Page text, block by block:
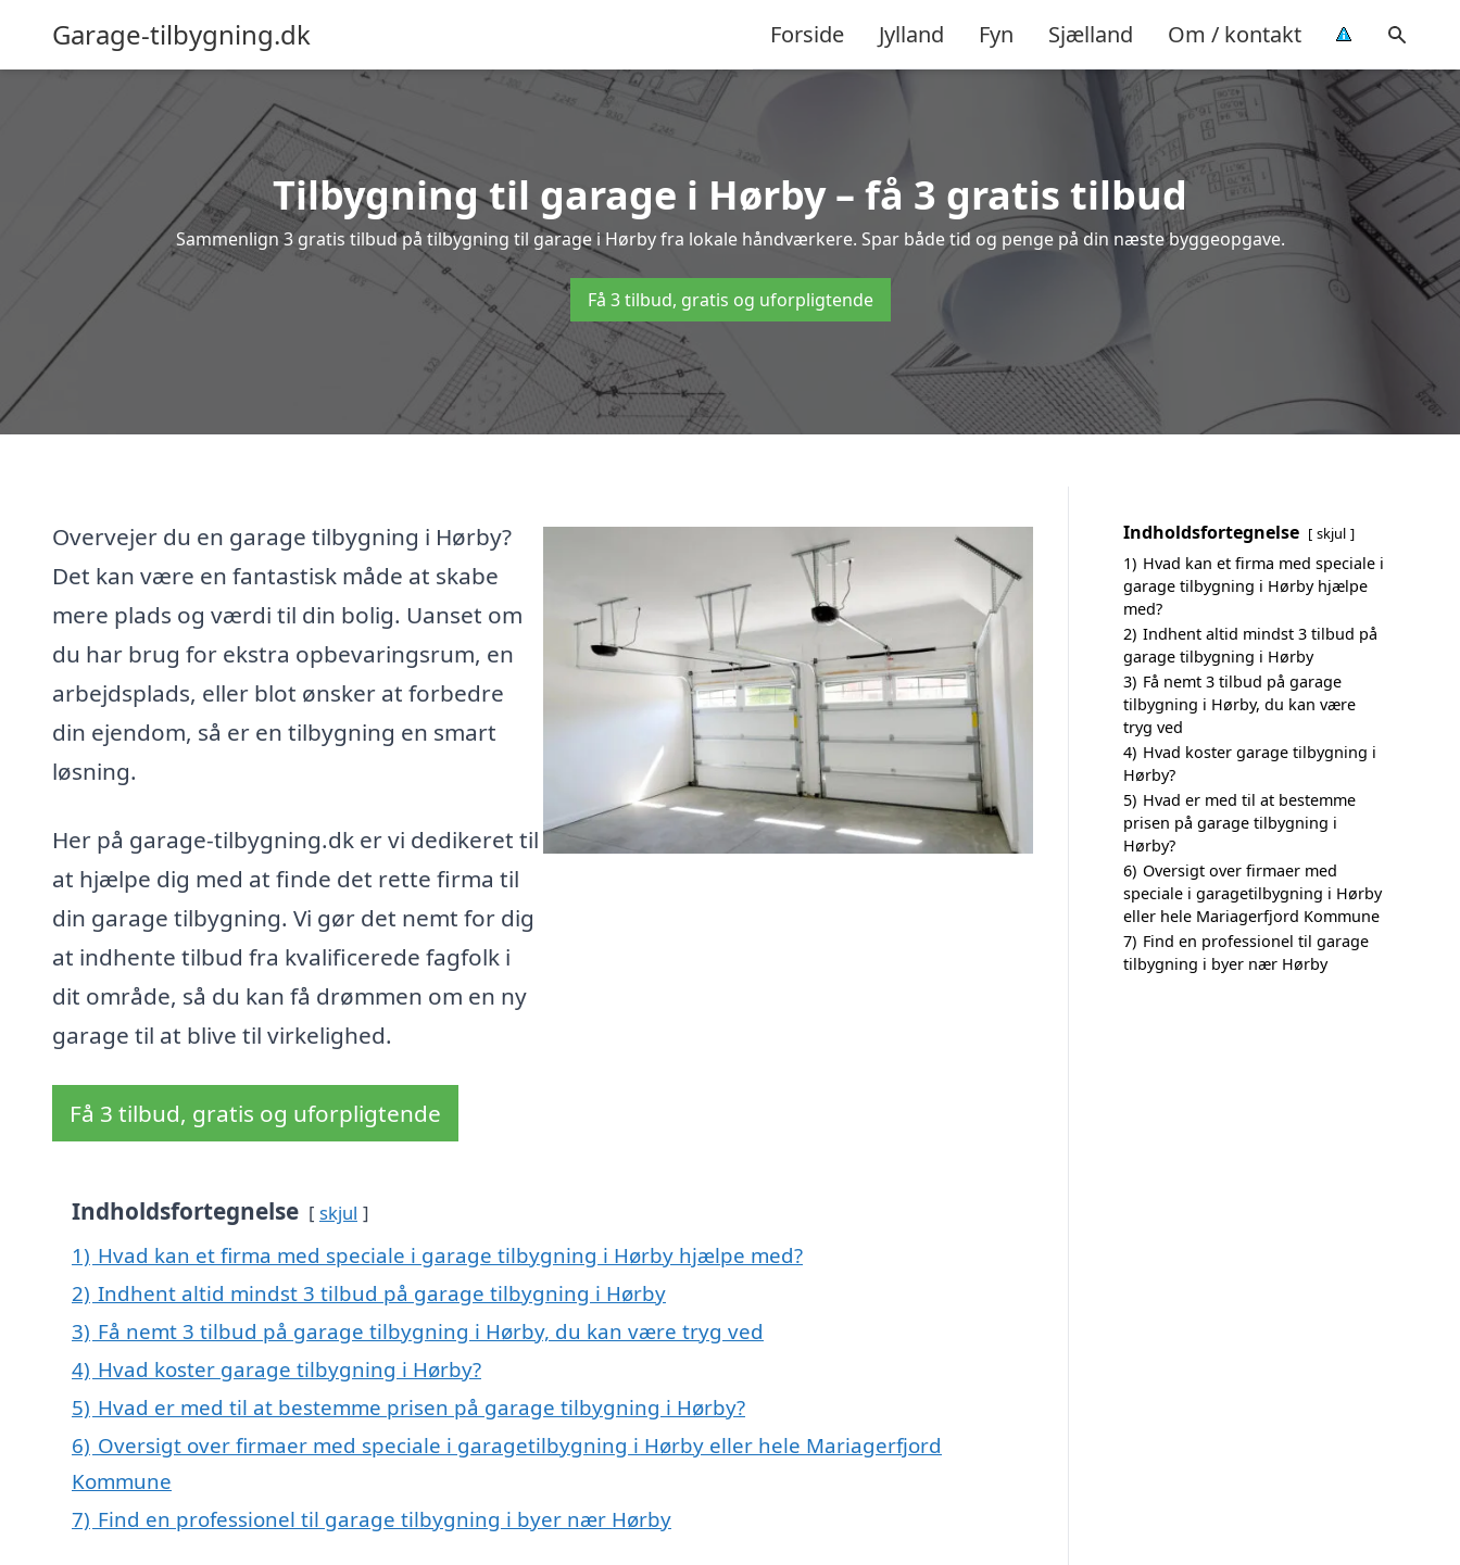
Garage-tilbygning.dk Forside Jylland Fyn Sjælland Om / kontakt
Tilbygning til garage i Hørby – få 3 gratis tilbud
Sammenlign 3 gratis tilbud på tilbygning til garage i Hørby fra lokale håndværkere. Spar både tid og penge på din næste byggeopgave.
Få 3 tilbud, gratis og uforpligtende
Overvejer du en garage tilbygning i Hørby?
Det kan være en fantastisk måde at skabe
mere plads og værdi til din bolig. Uanset om
du har brug for ekstra opbevaringsrum, en
arbejdsplads, eller blot ønsker at forbedre
din ejendom, så er en tilbygning en smart
løsning.
Her på garage-tilbygning.dk er vi dedikeret til
at hjælpe dig med at finde det rette firma til
din garage tilbygning. Vi gør det nemt for dig
at indhente tilbud fra kvalificerede fagfolk i
dit område, så du kan få drømmen om en ny
garage til at blive til virkelighed.
Få 3 tilbud, gratis og uforpligtende
Indholdsfortegnelse skjul
1) Hvad kan et firma med speciale i garage tilbygning i Hørby hjælpe med?
2) Indhent altid mindst 3 tilbud på garage tilbygning i Hørby
3) Få nemt 3 tilbud på garage tilbygning i Hørby, du kan være tryg ved
4) Hvad koster garage tilbygning i Hørby?
5) Hvad er med til at bestemme prisen på garage tilbygning i Hørby?
6) Oversigt over firmaer med speciale i garagetilbygning i Hørby eller hele Mariagerfjord
Kommune
7) Find en professionel til garage tilbygning i byer nær Hørby
Indholdsfortegnelse skjul
1) Hvad kan et firma med speciale i
garage tilbygning i Hørby hjælpe
med?
2) Indhent altid mindst 3 tilbud på
garage tilbygning i Hørby
3) Få nemt 3 tilbud på garage
tilbygning i Hørby, du kan være
tryg ved
4) Hvad koster garage tilbygning i
Hørby?
5) Hvad er med til at bestemme
prisen på garage tilbygning i
Hørby?
6) Oversigt over firmaer med
speciale i garagetilbygning i Hørby
eller hele Mariagerfjord Kommune
7) Find en professionel til garage
tilbygning i byer nær Hørby